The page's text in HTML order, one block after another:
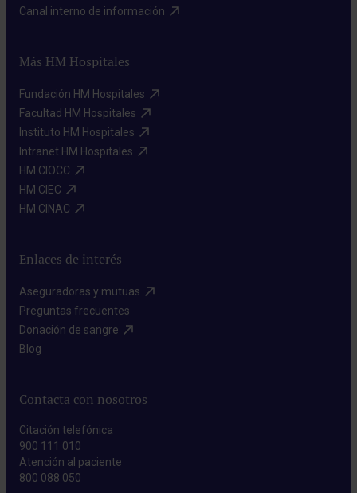
Canal interno de información​
Más HM Hospitales
Fundación HM Hospitales​
Facultad HM Hospitales​
Instituto HM Hospitales​
Intranet HM Hospitales​
HM CIOCC​
HM CIEC​
HM CINAC​
Enlaces de interés
Aseguradoras y mutuas​
Preguntas frecuentes​
Donación de sangre​
Blog​
Contacta con nosotros
Citación telefónica
900 111 010
Atención al paciente
800 088 050